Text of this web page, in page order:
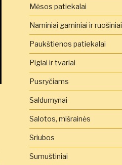
Mėsos patiekalai
Naminiai gaminiai ir ruošiniai
Paukštienos patiekalai
Pigiai ir tvariai
Pusryčiams
Saldumynai
Salotos, mišrainės
Sriubos
Sumuštiniai